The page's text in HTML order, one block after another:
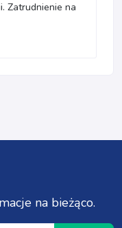
Zatrudnienie na
na bieżąco.